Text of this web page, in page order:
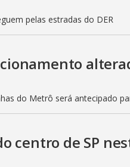
pelas estradas do DER
do Metrô será antecipado
centro de SP